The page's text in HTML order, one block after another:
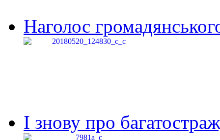
Наголос
І знову про